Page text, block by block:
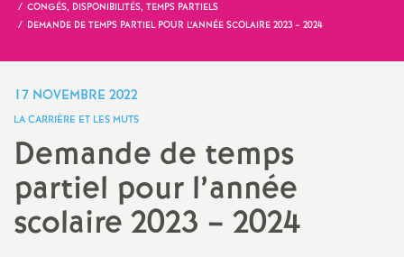
i
t
N
CONGÉS, DISPONIBILITÉS, TEMPS PARTIELS
DEMANDE DE TEMPS PARTIEL POUR L’ANNÉE SCOLAIRE 2023 – 2024
17 NOVEMBRE 2022
LA CARRIÈRE ET LES MUTS
Demande de temps
partiel pour l’année
scolaire 2023 – 2024